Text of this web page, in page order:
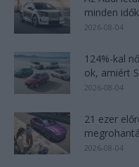
minden
2026-08-04
124%-kal
ok, amiért
2026-08-04
21 ezer
2026-08-04